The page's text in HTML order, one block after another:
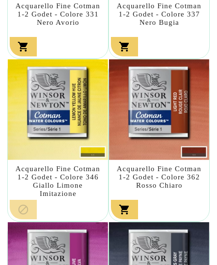
Acquarello Fine Cotman
1-2 Godet - Colore 331
Nero Avorio

Acquarello Fine Cotman
1-2 Godet - Colore 337
Nero Bugia

Acquarello Fine Cotman
1-2 Godet - Colore 346
Giallo Limone
Imitazione

Acquarello Fine Cotman
1-2 Godet - Colore 362
Rosso Chiaro
